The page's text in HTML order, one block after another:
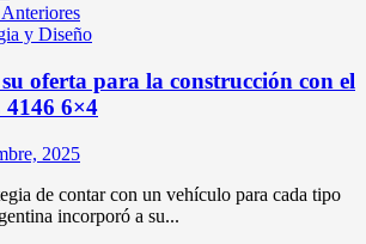
y Diseño
oferta para la construcción con el
6×4
2025
de contar con un vehículo para cada tipo
incorporó a su...